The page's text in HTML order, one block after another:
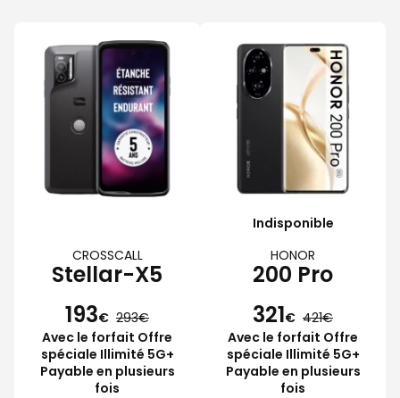
CROSSCALL
Stellar-X5
193€ 293
Avec le forfait Offre
spéciale Illimité 5G+
Payable en plusieurs
fois
Indisponible
HONOR
200 Pro
321€ 421
Avec le forfait Offre
spéciale Illimité 5G+
Payable en plusieurs
fois